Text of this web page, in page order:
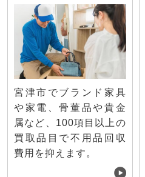
宮津市でブランド家具
や家電、骨董品や貴金
属など、100項目以上の
買取品目で不用品回収
費用を抑えます。